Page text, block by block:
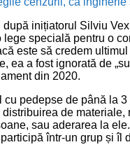
după inițiatorul Silviu
specială pentru o
este să credem
ea a fost ignorată de
din 2020.
cu pedepse de până la
de materiale,
sau aderarea la
într-un grup și îl